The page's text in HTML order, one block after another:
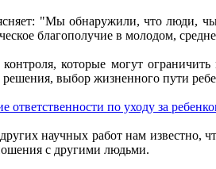
"Мы обнаружили, что люди,
благополучие в молодом,
которые могут
выбор жизненного пути
ответственности по уходу за
научных работ нам известно,
с другими людьми.